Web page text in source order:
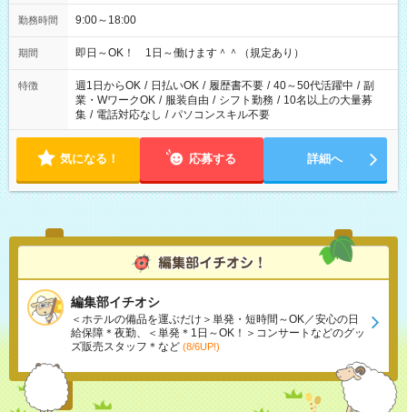
勤務時間 9:00～18:00
期間 即日～OK！ 1日～働けます＾＾（規定あり）
特徴 週1日からOK / 日払いOK / 履歴書不要 / 40～50代活躍中 / 副
業・WワークOK / 服装自由 / シフト勤務 / 10名以上の大量募
集 / 電話対応なし / パソコンスキル不要
気になる！ 応募する 詳細へ
編集部イチオシ
＜ホテルの備品を運ぶだけ＞単発・短時間～OK／安心の日
給保障＊夜勤、＜単発＊1日～OK！＞コンサートなどのグッ
ズ販売スタッフ＊など (8/6UP!)